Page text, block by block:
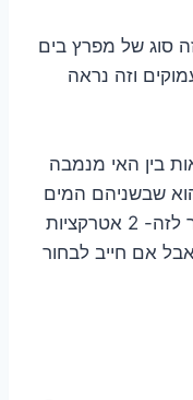
סוג של מפרץ בים
וזה נראה
בין האי מנמבה
שבשניהם המים
בצבע תכלת צלול והחול לבן. מעבר לזה- 2 אטרקציות
אבל אם חייב לבחור